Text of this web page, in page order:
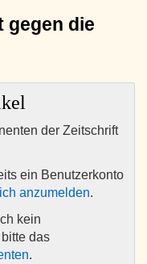
gegen die
der Zeitschrift
ein Benutzerkonto
anzumelden.
kein
das
.